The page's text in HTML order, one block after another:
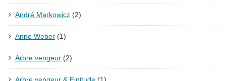
André Markowicz (2)
Anne Weber (1)
Arbre vengeur (2)
Arbre vengeur & Finitude (1)